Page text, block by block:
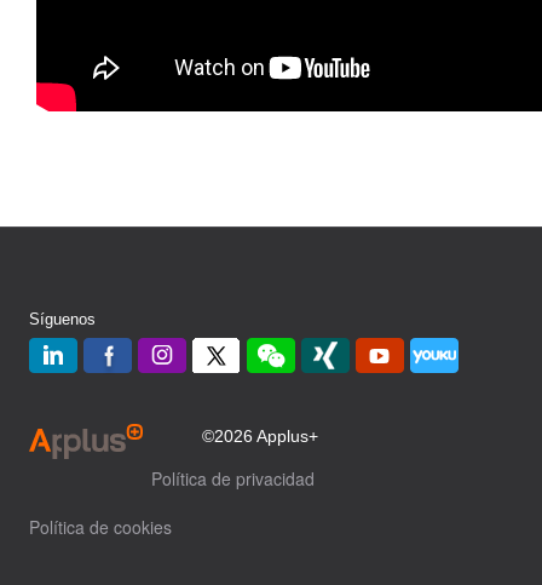
Síguenos
©2026 Applus+
Política de privacidad
Política de cookies